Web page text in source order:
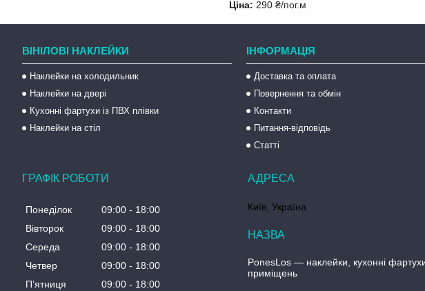
Ціна: 290 ₴/пог.м
ВІНІЛОВІ НАКЛЕЙКИ
Наклейки на холодильник
Наклейки на двері
Кухонні фартухи із ПВХ плівки
Наклейки на стіл
ІНФОРМАЦІЯ
Доставка та оплата
Повернення та обмін
Контакти
Питання-відповідь
Статті
ГРАФІК РОБОТИ
Понеділок 09:00
18:00
Вівторок
09:00
18:00
Середа
09:00
18:00
Четвер
09:00
18:00
Пʼятниця
09:00
18:00
Київ, Україна
PonesLos ― наклейки, кухонні
приміщень